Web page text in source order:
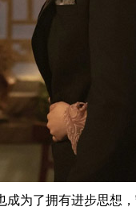
为了拥有进步思想